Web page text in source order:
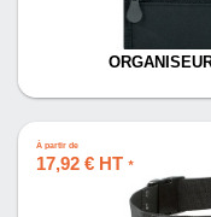
À partir de
17,92 € HT *